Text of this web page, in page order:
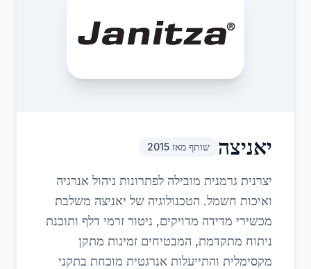
יאניצה שותף מאז 2015
יצרנית גרמנית מובילה לפתרונות ניהול אנרגיה
ואיכות חשמל. הטכנולוגיה של יאניצה משלבת
מכשירי מדידה מדויקים, ניטור זרמי דלף ותוכנת
ניתוח מתקדמת, המבטיחים זמינות מתקן
מקסימלית והתייעלות אנרגטית מוכחת בתקני